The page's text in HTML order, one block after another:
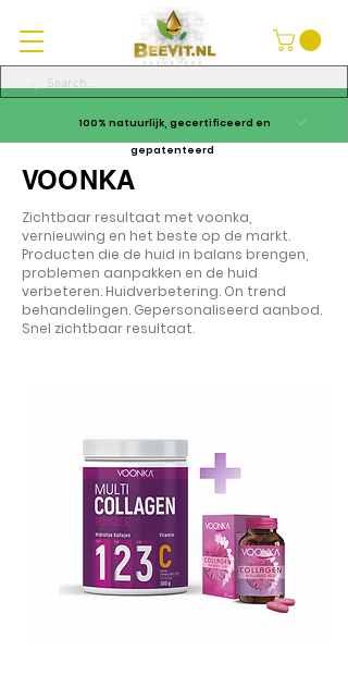
100% natuurlijk, gecertificeerd en
gepatenteerd
VOONKA
Zichtbaar resultaat met voonka,
vernieuwing en het beste op de markt.
Producten die de huid in balans brengen,
problemen aanpakken en de huid
verbeteren. Huidverbetering. On trend
behandelingen. Gepersonaliseerd aanbod.
Snel zichtbaar resultaat.